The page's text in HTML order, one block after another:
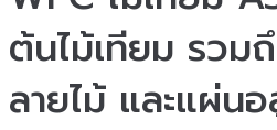
ต้นไม้เทียม รวม
ลายไม้ และแผ่น